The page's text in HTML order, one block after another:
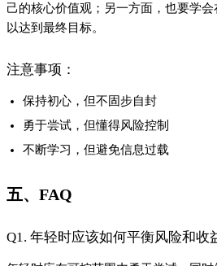
己的核心价值观；另一方面，也要学会
以达到最终目标。
注意事项：
保持初心，但不固步自封
勇于尝试，但懂得风险控制
不断学习，但避免信息过载
五、FAQ
Q1. 年轻时应该如何平衡风险和收